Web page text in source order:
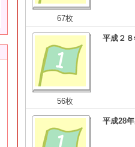
67枚
56枚
平成２
平成28